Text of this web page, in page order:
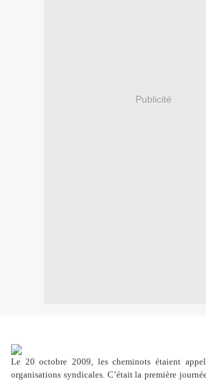
Publicité
Le 20 octobre 2009, les cheminots étaient
organisations syndicales. C’était la première